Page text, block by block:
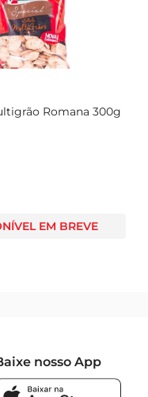
para porções
especiais com
Romana 300g
EM BREVE
nosso App